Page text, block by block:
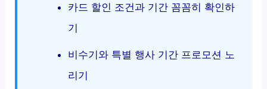
카드 할인 조건과 기간 꼼꼼히 확인하
기
비수기와 특별 행사 기간 프로모션 노
리기